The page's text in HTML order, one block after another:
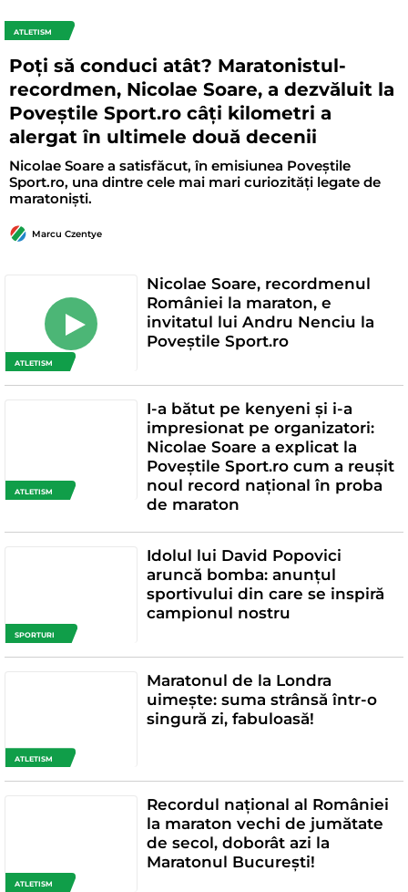
ATLETISM
Poți să conduci atât? Maratonistul-
recordmen, Nicolae Soare, a dezvăluit la
Poveștile Sport.ro câți kilometri a
alergat în ultimele două decenii
Nicolae Soare a satisfăcut, în emisiunea Poveștile
Sport.ro, una dintre cele mai mari curiozități legate de
maratoniști.
Marcu Czentye
ATLETISM
Nicolae Soare, recordmenul
României la maraton, e
invitatul lui Andru Nenciu la
Poveștile Sport.ro
ATLETISM
I-a bătut pe kenyeni și i-a
impresionat pe organizatori:
Nicolae Soare a explicat la
Poveștile Sport.ro cum a reușit
noul record național în proba
de maraton
SPORTURI
Idolul lui David Popovici
aruncă bomba: anunțul
sportivului din care se inspiră
campionul nostru
ATLETISM
Maratonul de la Londra
uimește: suma strânsă într-o
singură zi, fabuloasă!
ATLETISM
Recordul național al României
la maraton vechi de jumătate
de secol, doborât azi la
Maratonul București!